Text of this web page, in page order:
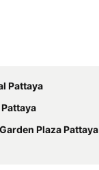
Pattaya
Plaza Pattaya